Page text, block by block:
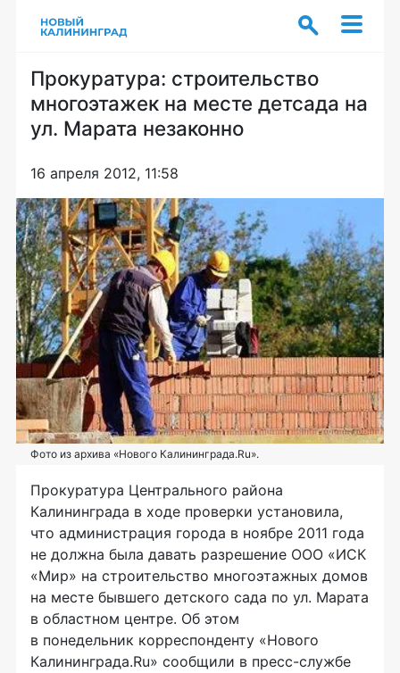
Прокуратура: строительство
многоэтажек на месте детсада на
ул. Марата незаконно
16 апреля 2012, 11:58
Фото из архива «Нового Калининграда.Ru».
Прокуратура Центрального района
Калининграда в ходе проверки установила,
что администрация города в ноябре 2011 года
не должна была давать разрешение ООО «ИСК
«Мир» на строительство многоэтажных домов
на месте бывшего детского сада по ул. Марата
в областном центре. Об этом
в понедельник корреспонденту «Нового
Калининграда.Ru» сообщили в пресс-службе